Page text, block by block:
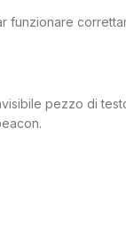
pezzo di